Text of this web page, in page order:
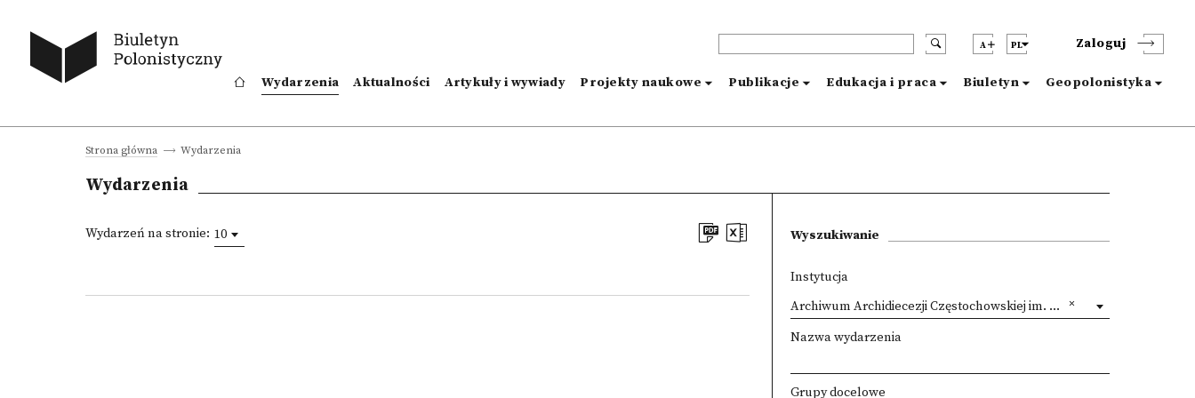
A PL Zaloguj
Wydarzenia Aktualności Artykuły i wywiady Projekty naukowe Publikacje Edukacja i praca Biuletyn Geopolonistyka
Strona główna Wydarzenia
Wydarzenia
Wydarzeń na stronie: 10 Wyszukiwanie
Instytucja
Archiwum Archidiecezji Częstochowskiej im. ks. Walentego Patykiewicza
Nazwa wydarzenia
Grupy docelowe